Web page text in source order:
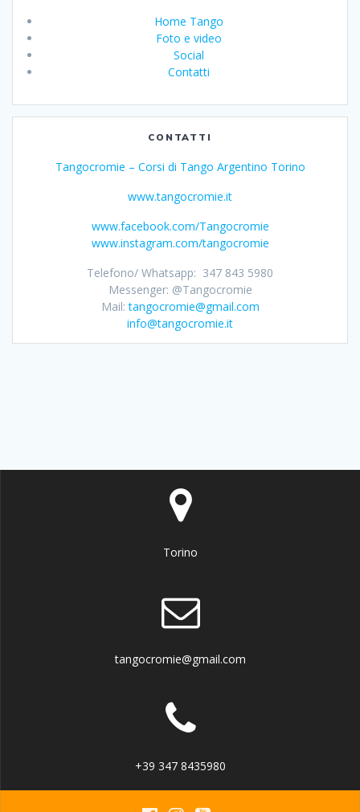
Home Tango
Foto e video
Social
Contatti
CONTATTI
Tangocromie – Corsi di Tango Argentino Torino
www.tangocromie.it
www.facebook.com/Tangocromie
www.instagram.com/tangocromie
Telefono/ Whatsapp: 347 843 5980
Messenger: @Tangocromie
Mail:tangocromie@gmail.com
info@tangocromie.it
Torino
tangocromie@gmail.com
+39 347 8435980